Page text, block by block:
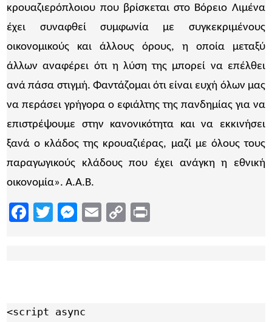
κρουαζιερόπλοιου που βρίσκεται στο Βόρειο Λιμένα
έχει συναφθεί συμφωνία με συγκεκριμένους
οικονομικούς και άλλους όρους, η οποία μεταξύ
άλλων αναφέρει ότι η λύση της μπορεί να επέλθει
ανά πάσα στιγμή. Φαντάζομαι ότι είναι ευχή όλων μας
να περάσει γρήγορα ο εφιάλτης της πανδημίας για να
επιστρέψουμε στην κανονικότητα και να εκκινήσει
ξανά ο κλάδος της κρουαζιέρας, μαζί με όλους τους
παραγωγικούς κλάδους που έχει ανάγκη η εθνική
οικονομία». Α.Α.Β.
Facebook
TwitterMessenger
EmailCopy
<script async